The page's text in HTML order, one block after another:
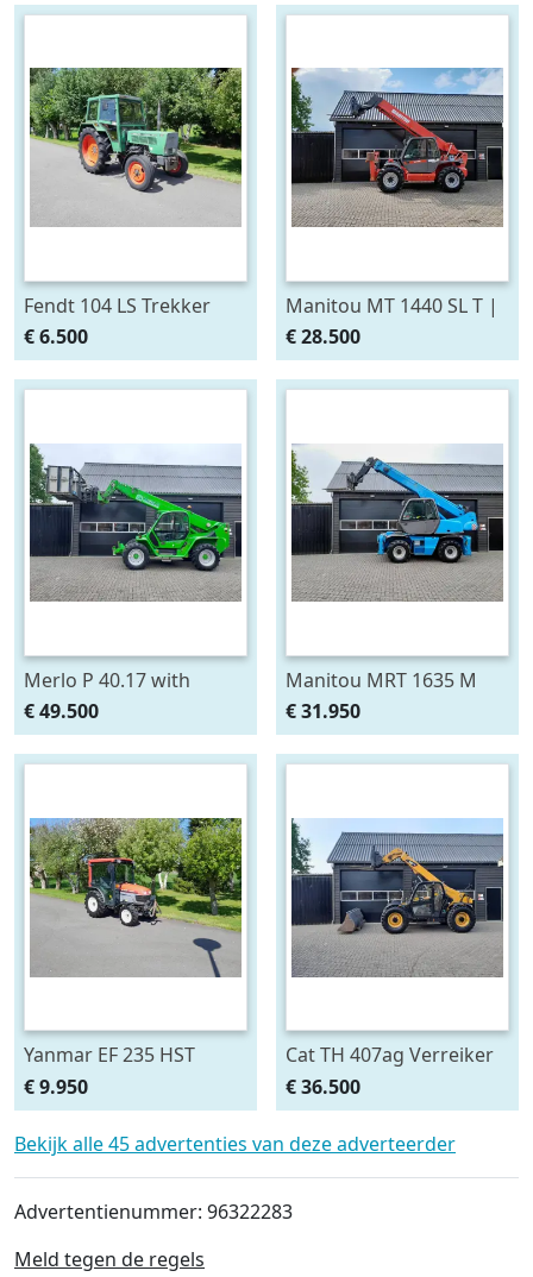
Fendt 104 LS Trekker
Snelloper Cabine Servo
(bj 1979)
€ 6.500
Manitou MT 1440 SL T |
Verreiker met vorken (bj
2006)
€ 28.500
Merlo P 40.17 with
manbasket and remote
control (bj 2013)
€ 49.500
Manitou MRT 1635 M
ROTO verreiker met
vorken (bj 2007)
€ 31.950
Yanmar EF 235 HST
midi/minitrekker NL-
kenteken (bj 2011)
€ 9.950
Cat TH 407ag Verreiker
Airco 40 km/h (bj 2010)
€ 36.500
Bekijk alle 45 advertenties van deze adverteerder
Advertentienummer: 96322283
Meld tegen de regels